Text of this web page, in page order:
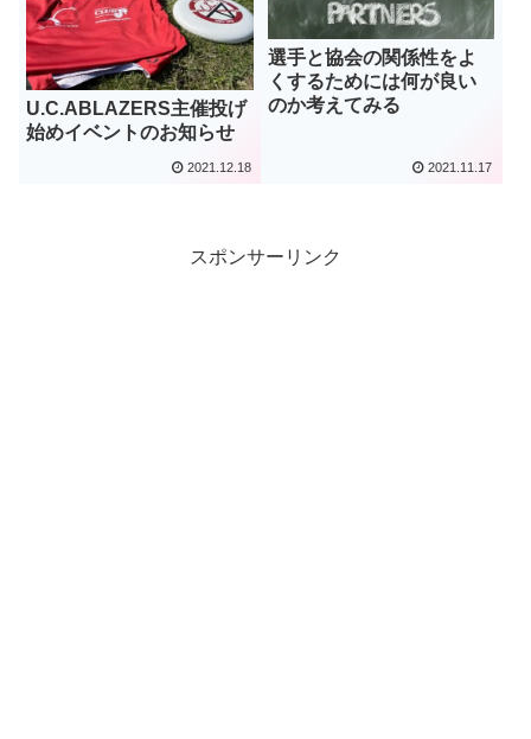
U.C.ABLAZERS主催投げ
始めイベントのお知らせ
2021.12.18
選手と協会の関係性をよ
くするためには何が良い
のか考えてみる
2021.11.17
スポンサーリンク